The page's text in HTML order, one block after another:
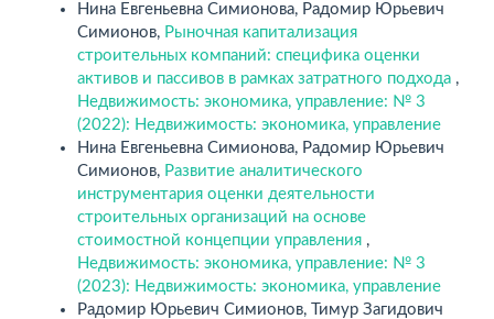
Нина Евгеньевна Симионова, Радомир Юрьевич
Симионов, Рыночная капитализация
строительных компаний: специфика оценки
активов и пассивов в рамках затратного подхода ,
Недвижимость: экономика, управление: № 3
(2022): Недвижимость: экономика, управление
Нина Евгеньевна Симионова, Радомир Юрьевич
Симионов, Развитие аналитического
инструментария оценки деятельности
строительных организаций на основе
стоимостной концепции управления ,
Недвижимость: экономика, управление: № 3
(2023): Недвижимость: экономика, управление
Радомир Юрьевич Симионов, Тимур Загидович